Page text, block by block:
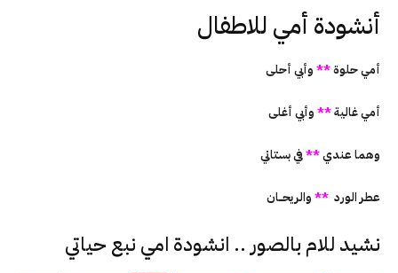
أنشودة أمي للاطفال
أمي حلوة** وأبي أحلى
أمي غالية** وأبي أغلى
وهما عندي**في بستاني
عطر الورد ** والريحــــان
نشيد للام بالصور .. انشودة امي نبع حياتي